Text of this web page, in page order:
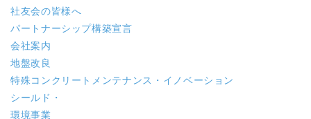
社友会の皆様へ
パートナーシップ構築宣言
会社案内
地盤改良
特殊コンクリート メンテナンス・イノベーション
シールド・
環境事業